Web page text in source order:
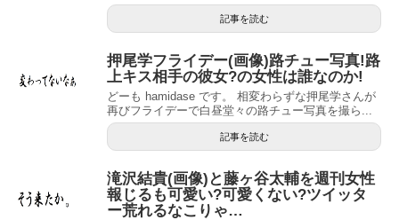
記事を読む
押尾学フライデー(画像)路チュー写真!路
上キス相手の彼女?の女性は誰なのか!
どーも hamidase です。 相変わらずな押尾学さんが
再びフライデーで白昼堂々の路チュー写真を撮ら...
記事を読む
滝沢結貴(画像)と藤ヶ谷太輔を週刊女性
報じるも可愛い?可愛くない?ツイッタ
ー荒れるなこりゃ…